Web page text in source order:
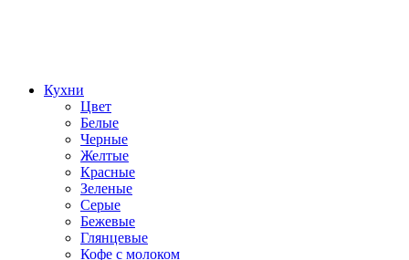
Кухни
Цвет
Белые
Черные
Желтые
Красные
Зеленые
Серые
Бежевые
Глянцевые
Кофе с молоком